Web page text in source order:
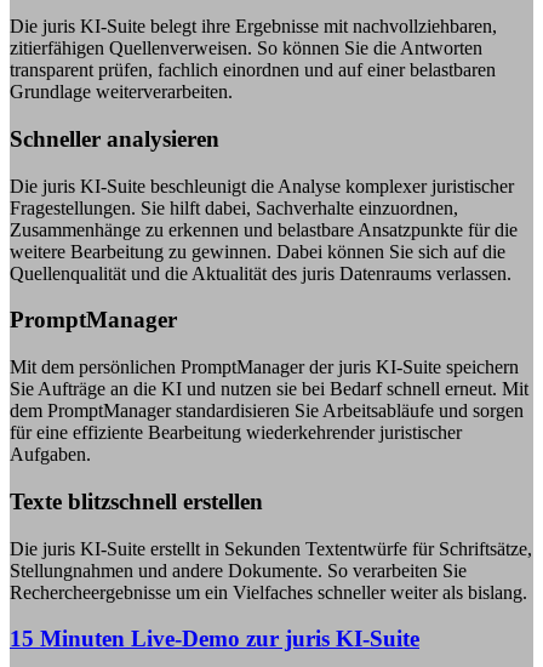
Die juris KI-Suite belegt ihre Ergebnisse mit nachvollziehbaren,
zitierfähigen Quellenverweisen. So können Sie die Antworten
transparent prüfen, fachlich einordnen und auf einer belastbaren
Grundlage weiterverarbeiten.
Schneller analysieren
Die juris KI-Suite beschleunigt die Analyse komplexer juristischer
Fragestellungen. Sie hilft dabei, Sachverhalte einzuordnen,
Zusammenhänge zu erkennen und belastbare Ansatzpunkte für die
weitere Bearbeitung zu gewinnen. Dabei können Sie sich auf die
Quellenqualität und die Aktualität des juris Datenraums verlassen.
PromptManager
Mit dem persönlichen PromptManager der juris KI-Suite speichern
Sie Aufträge an die KI und nutzen sie bei Bedarf schnell erneut. Mit
dem PromptManager standardisieren Sie Arbeitsabläufe und sorgen
für eine effiziente Bearbeitung wiederkehrender juristischer
Aufgaben.
Texte blitzschnell erstellen
Die juris KI-Suite erstellt in Sekunden Textentwürfe für Schriftsätze,
Stellungnahmen und andere Dokumente. So verarbeiten Sie
Rechercheergebnisse um ein Vielfaches schneller weiter als bislang.
15 Minuten Live-Demo zur juris KI-Suite